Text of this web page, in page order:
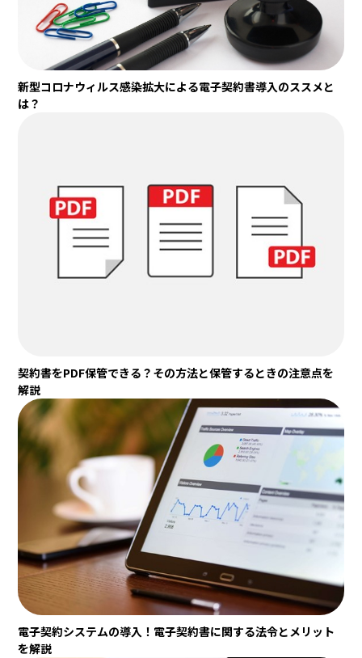
新型コロナウィルス感染拡大による電子契約書導入のススメと
は？
契約書をPDF保管できる？その方法と保管するときの注意点を
解説
電子契約システムの導入！電子契約書に関する法令とメリット
を解説